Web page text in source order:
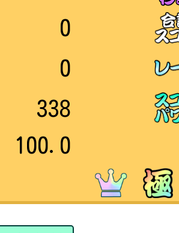
0
0
338
100.0